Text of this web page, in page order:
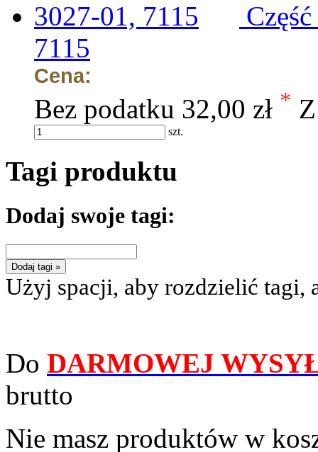
7115
Cena:
Bez podatku 32,00 zł *
szt.
Tagi produktu
Dodaj swoje tagi:
Dodaj tagi »
Użyj spacji, aby rozdzielić tagi,
Do DARMOWEJ
brutto
Nie masz produktów w